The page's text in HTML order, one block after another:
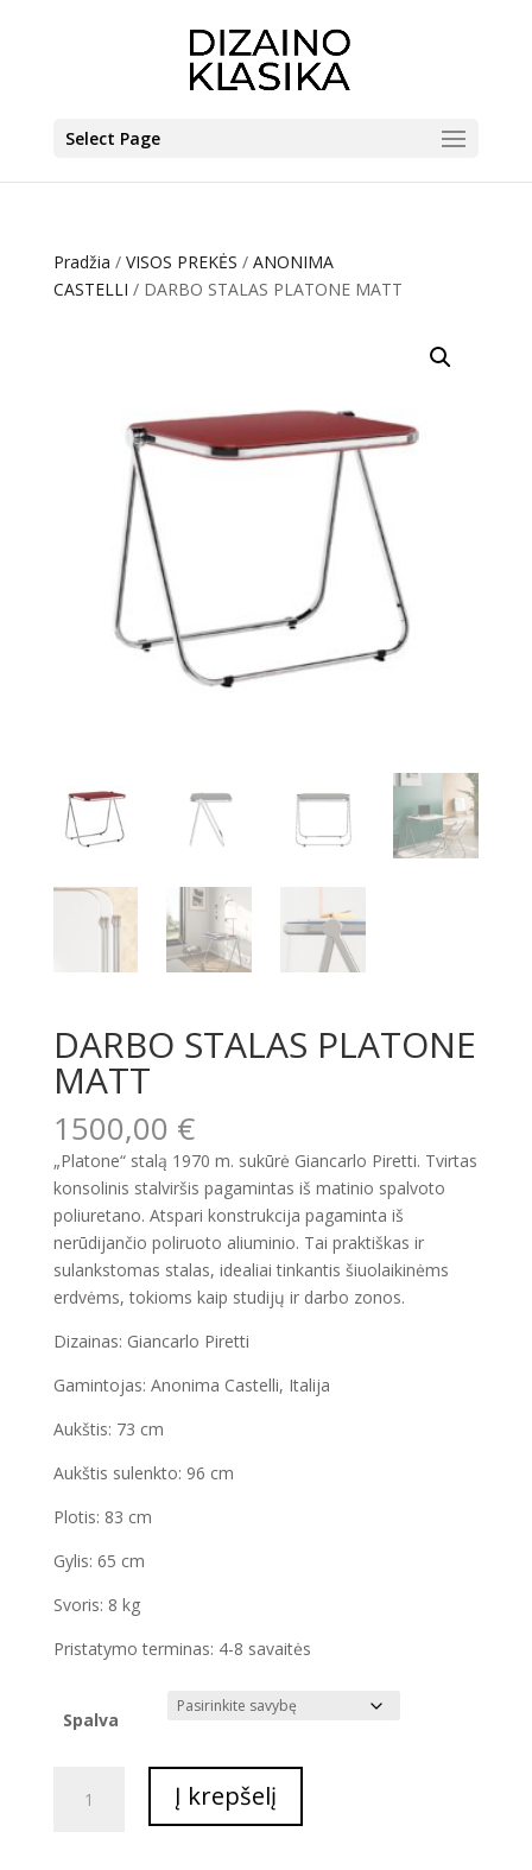
Select Page
Pradžia / VISOS PREKĖS / ANONIMA
CASTELLI / DARBO STALAS PLATONE MATT
DARBO STALAS PLATONE
MATT
1500,00 €
„Platone“ stalą 1970 m. sukūrė Giancarlo Piretti. Tvirtas
konsolinis stalviršis pagamintas iš matinio spalvoto
poliuretano. Atspari konstrukcija pagaminta iš
nerūdijančio poliruoto aliuminio. Tai praktiškas ir
sulankstomas stalas, idealiai tinkantis šiuolaikinėms
erdvėms, tokioms kaip studijų ir darbo zonos.
Dizainas: Giancarlo Piretti
Gamintojas: Anonima Castelli, Italija
Aukštis: 73 cm
Aukštis sulenkto: 96 cm
Plotis: 83 cm
Gylis: 65 cm
Svoris: 8 kg
Pristatymo terminas: 4-8 savaitės
Spalva
kiekis:
Į krepšelį